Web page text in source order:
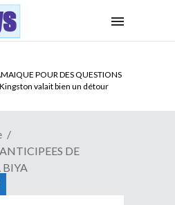
LA TETE DU SENAT BENINOIS :
pouvoir sans partir !
DE